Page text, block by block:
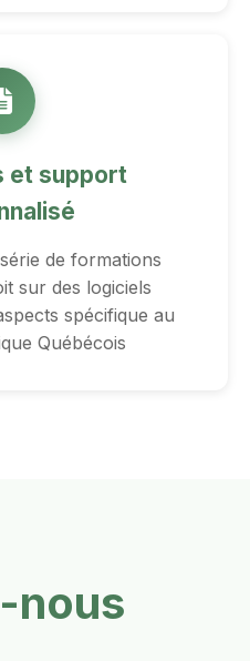
et support
de formations
sur des logiciels
spécifique au
Québécois
nous